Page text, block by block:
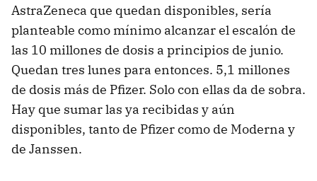
AstraZeneca que quedan disponibles, sería
planteable como mínimo alcanzar el escalón de
las 10 millones de dosis a principios de junio.
Quedan tres lunes para entonces. 5,1 millones
de dosis más de Pfizer. Solo con ellas da de sobra.
Hay que sumar las ya recibidas y aún
disponibles, tanto de Pfizer como de Moderna y
de Janssen.